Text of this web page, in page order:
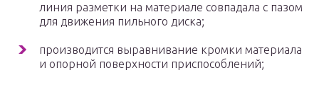
линия разметки на материале совпадала с пазом
для движения пильного диска;
производится выравнивание кромки материала
и опорной поверхности приспособлений;